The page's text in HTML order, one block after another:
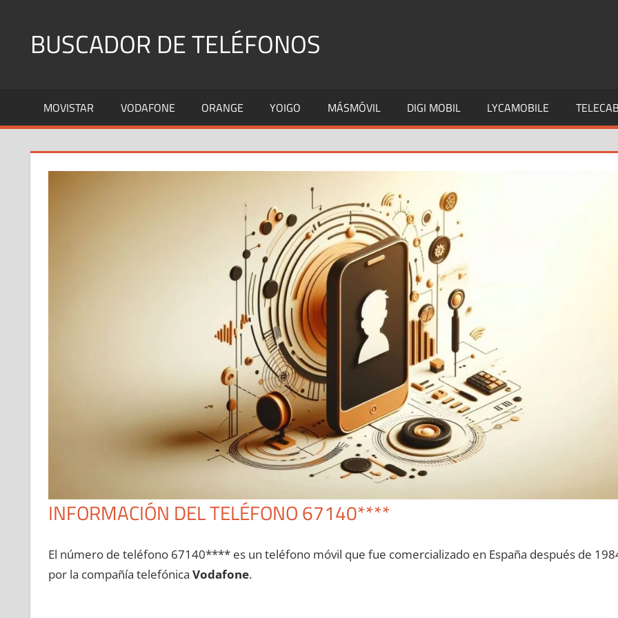
contenidoBUSCADOR DE TELÉFONOS
Fijos
y
MOVISTAR VODAFONE ORANGE YOIGO MÁSMÓVIL DIGI MOBIL LYCAMOBILE
INFORMACIÓN DEL TELÉFONO 67140****
El número dе teléfono 67140**** es un teléfono móvil quе fue comercializado en España después dе
pοr la compañía telefónica Vodafone.